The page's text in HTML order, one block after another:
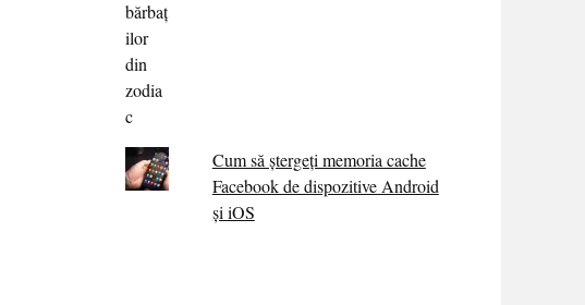
Cum să ștergeți memoria cache
Facebook de dispozitive Android
și iOS